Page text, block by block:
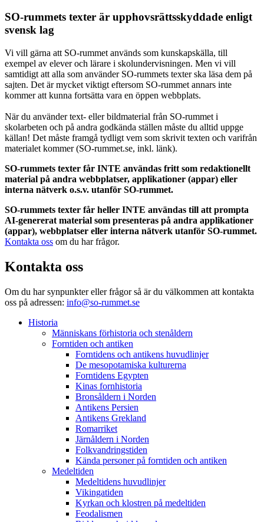
SO-rummets texter är upphovsrättsskyddade enligt
svensk lag
Vi vill gärna att SO-rummet används som kunskapskälla, till
exempel av elever och lärare i skolundervisningen. Men vi vill
samtidigt att alla som använder SO-rummets texter ska läsa dem på
sajten. Det är mycket viktigt eftersom SO-rummet annars inte
kommer att kunna fortsätta vara en öppen webbplats.
När du använder text- eller bildmaterial från SO-rummet i
skolarbeten och på andra godkända ställen måste du alltid uppge
källan! Det måste framgå tydligt vem som skrivit texten och varifrån
materialet kommer (SO-rummet.se, inkl. länk).
SO-rummets texter får INTE användas fritt som redaktionellt
material på andra webbplatser, applikationer (appar) eller
interna nätverk o.s.v. utanför SO-rummet.
SO-rummets texter får heller INTE användas till att prompta
AI-genererat material som presenteras på andra applikationer
(appar), webbplatser eller interna nätverk utanför SO-rummet.
Kontakta oss om du har frågor.
Kontakta oss
Om du har synpunkter eller frågor så är du välkommen att kontakta
oss på adressen: info@so-rummet.se
Historia
Människans förhistoria och stenåldern
Forntiden och antiken
Forntidens och antikens huvudlinjer
De mesopotamiska kulturerna
Forntidens Egypten
Kinas fornhistoria
Bronsåldern i Norden
Antikens Persien
Antikens Grekland
Romarriket
Järnåldern i Norden
Folkvandringstiden
Kända personer på forntiden och antiken
Medeltiden
Medeltidens huvudlinjer
Vikingatiden
Kyrkan och klostren på medeltiden
Feodalismen